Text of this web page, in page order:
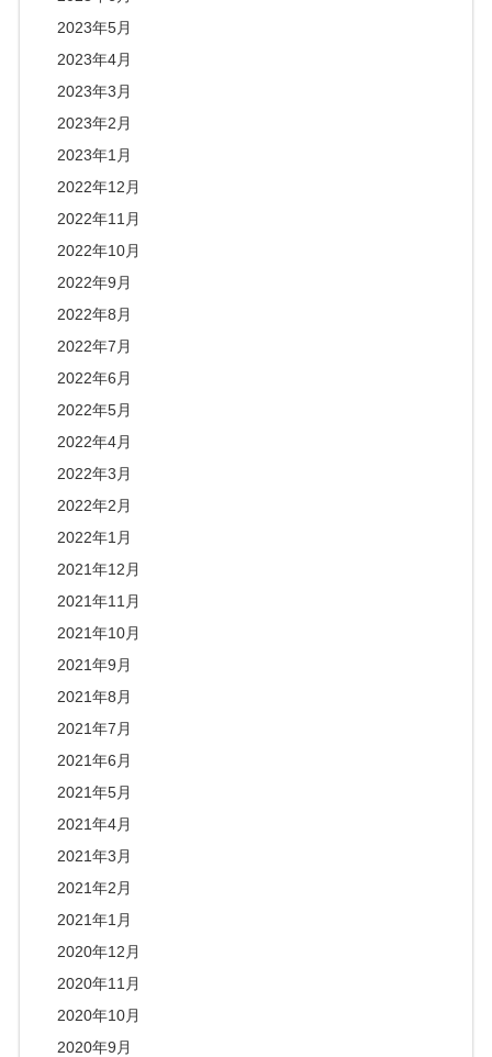
2023年5月
2023年4月
2023年3月
2023年2月
2023年1月
2022年12月
2022年11月
2022年10月
2022年9月
2022年8月
2022年7月
2022年6月
2022年5月
2022年4月
2022年3月
2022年2月
2022年1月
2021年12月
2021年11月
2021年10月
2021年9月
2021年8月
2021年7月
2021年6月
2021年5月
2021年4月
2021年3月
2021年2月
2021年1月
2020年12月
2020年11月
2020年10月
2020年9月